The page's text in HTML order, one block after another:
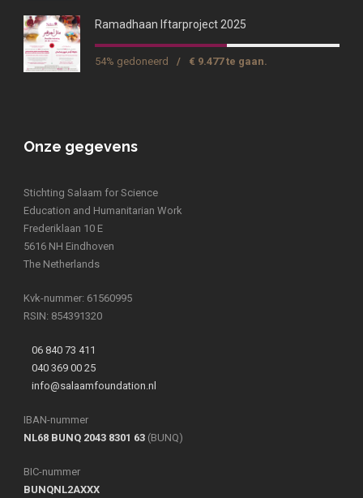
Ramadhaan Iftarproject 2025
54% gedoneerd / € 9.477 te gaan.
Onze gegevens
Stichting Salaam for Science
Education and Humanitarian Work
Frederiklaan 10 E
5616 NH Eindhoven
The Netherlands
Kvk-nummer: 61560995
RSIN: 854391320
06 840 73 411
040 369 00 25
info@salaamfoundation.nl
IBAN-nummer
NL68 BUNQ 2043 8301 63 (BUNQ)
BIC-nummer
BUNQNL2AXXX